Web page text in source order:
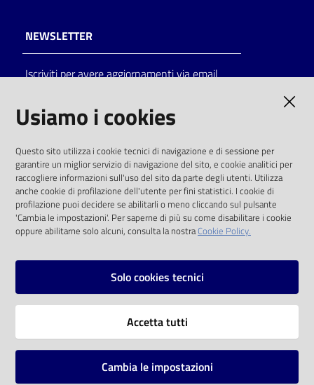
on line
Eventi
Chiedi al
bibliotecario
Avvisi
NEWSLETTER
Iscriviti per avere aggiornamenti via email
solo alle condizioni previste dalla direttiva
comunitaria 2003/98/CE e dal d.lgs. 36/2006
SOCIAL
Instagram
Vai alla pagina
Usiamo i cookies
Questo sito utilizza i cookie tecnici di navigazione e di sessione per
garantire un miglior servizio di navigazione del sito, e cookie analitici per
raccogliere informazioni sull'uso del sito da parte degli utenti. Utilizza
anche cookie di profilazione dell'utente per fini statistici. I cookie di
profilazione puoi decidere se abilitarli o meno cliccando sul pulsante
'Cambia le impostazioni'. Per saperne di più su come disabilitare i cookie
oppure abilitarne solo alcuni, consulta la nostraCookie Policy.
Solo cookies tecnici
Accetta tutti
Cambia le impostazioni